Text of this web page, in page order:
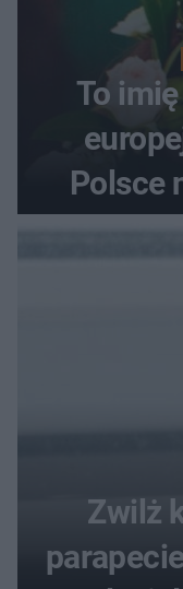
To
Polsce
Zwilż